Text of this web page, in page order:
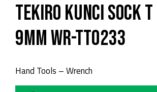
TEKIRO Kunci Sock
9mm WR-TT0233
Hand Tools – Wrench